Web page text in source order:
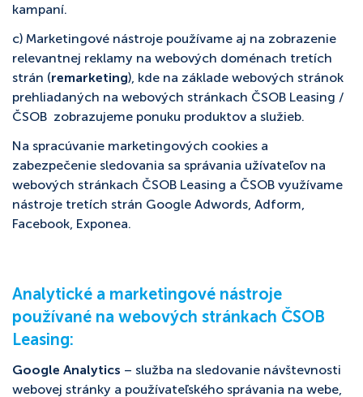
kampaní.
c) Marketingové nástroje používame aj na zobrazenie
relevantnej reklamy na webových doménach tretích
strán (remarketing), kde na základe webových stránok
prehliadaných na webových stránkach ČSOB Leasing /
ČSOB zobrazujeme ponuku produktov a služieb.
Na spracúvanie marketingových cookies a
zabezpečenie sledovania sa správania užívateľov na
webových stránkach ČSOB Leasing a ČSOB využívame
nástroje tretích strán Google Adwords, Adform,
Facebook, Exponea.
Analytické a marketingové nástroje
používané na webových stránkach ČSOB
Leasing:
Google Analytics – služba na sledovanie návštevnosti
webovej stránky a používateľského správania na webe,